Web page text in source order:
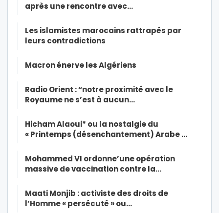
après une rencontre avec…
Les islamistes marocains rattrapés par
leurs contradictions
Macron énerve les Algériens
Radio Orient : “notre proximité avec le
Royaume ne s’est à aucun…
Hicham Alaoui* ou la nostalgie du
« Printemps (désenchantement) Arabe …
Mohammed VI ordonne’une opération
massive de vaccination contre la…
Maati Monjib : activiste des droits de
l’Homme « persécuté » ou…